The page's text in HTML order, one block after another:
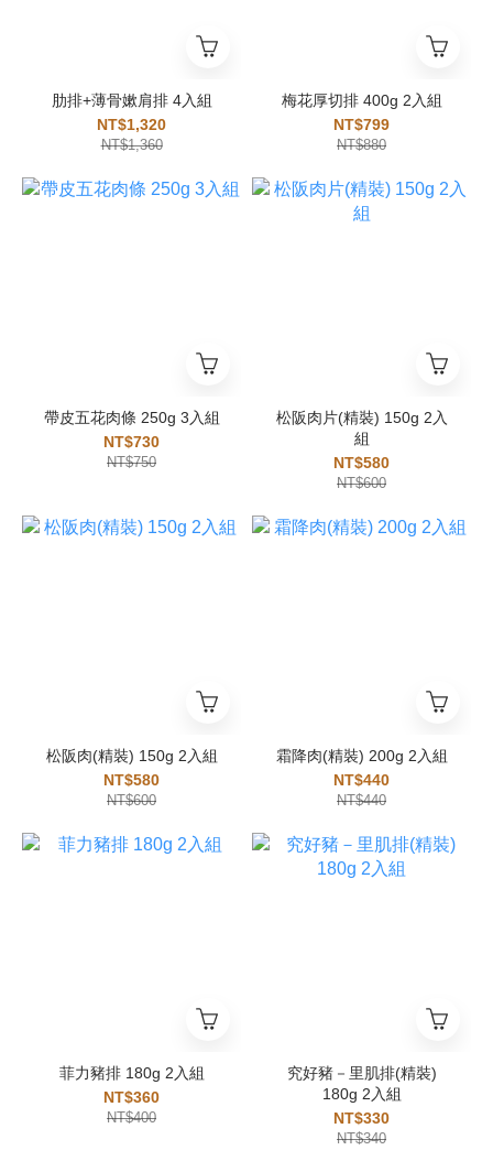
肋排+薄骨嫰肩排 4入組
NT$1,320
NT$1,360
梅花厚切排 400g 2入組
NT$799
NT$880
帶皮五花肉條 250g 3入組
NT$730
NT$750
松阪肉片(精裝) 150g 2入
組
NT$580
NT$600
松阪肉(精裝) 150g 2入組
NT$580
NT$600
霜降肉(精裝) 200g 2入組
NT$440
NT$440
菲力豬排 180g 2入組
NT$360
NT$400
究好豬－里肌排(精裝)
180g 2入組
NT$330
NT$340